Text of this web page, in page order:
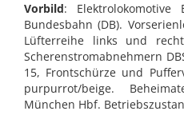
Vorbild:
Bundesbahn (DB).
Lüfterreihe links und
Scherenstromabnehmern
15, Frontschürze und
purpurrot/beige.
München Hbf.